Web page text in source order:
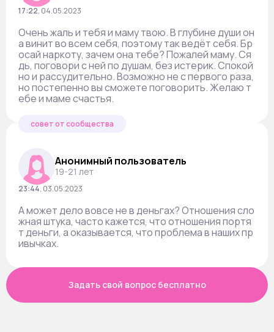
17:22, 04.05.2023
Очень жаль и тебя и маму твою. В глубине души он
а винит во всем себя, поэтому так ведёт себя. Бр
осай наркоту, зачем она тебе? Пожалей маму. Ся
дь, поговори с ней по душам, без истерик. Спокой
но и рассудительно. Возможно не с первого раза,
но постепенно вы сможете поговорить. Желаю т
ебе и маме счастья.
совет от сообщества
Анонимный пользователь
19-21 лет
23:44, 03.05.2023
А может дело вовсе не в деньгах? Отношения сло
жная штука, часто кажется, что отношения портя
т деньги, а оказывается, что проблема в наших пр
ивычках.
Задать свой вопрос бесплатно